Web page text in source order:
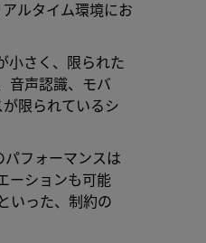
ルタイム環境にお
小さく、限られた
音声認識、モバ
限られているシ
パフォーマンスは
ーションも可能
いった、制約の